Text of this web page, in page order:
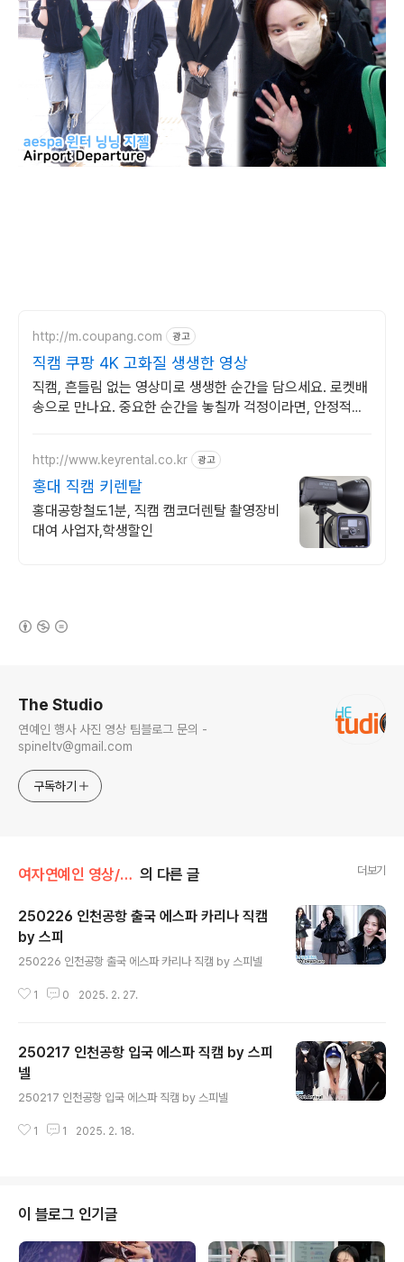
http://m.coupang.com 광고
직캠 쿠팡 4K 고화질 생생한 영상
직캠, 흔들림 없는 영상미로 생생한 순간을 담으세요. 로켓배
송으로 만나요. 중요한 순간을 놓칠까 걱정이라면, 안정적인
http://www.keyrental.co.kr 광고
홍대 직캠 키렌탈
홍대공항철도1분, 직캠 캠코더렌탈 촬영장비
대여 사업자,학생할인
The Studio
연예인 행사 사진 영상 팀블로그 문의 -
spineltv@gmail.com
구독하기
여자연예인 영상/에스파 의 다른 글 더보기
250226 인천공항 출국 에스파 카리나 직캠
by 스피
250226 인천공항 출국 에스파 카리나 직캠 by 스피넬
1 0 2025. 2. 27.
250217 인천공항 입국 에스파 직캠 by 스피
넬
250217 인천공항 입국 에스파 직캠 by 스피넬
1 1 2025. 2. 18.
이 블로그 인기글